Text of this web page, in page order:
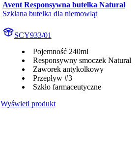
Avent Responsywna butelka Natural
Szklana butelka dla niemowląt
SCY933/01
Pojemność 240ml
Responsywny smoczek Natural
Zaworek antykolkowy
Przepływ #3
Szkło farmaceutyczne
Wyświetl produkt